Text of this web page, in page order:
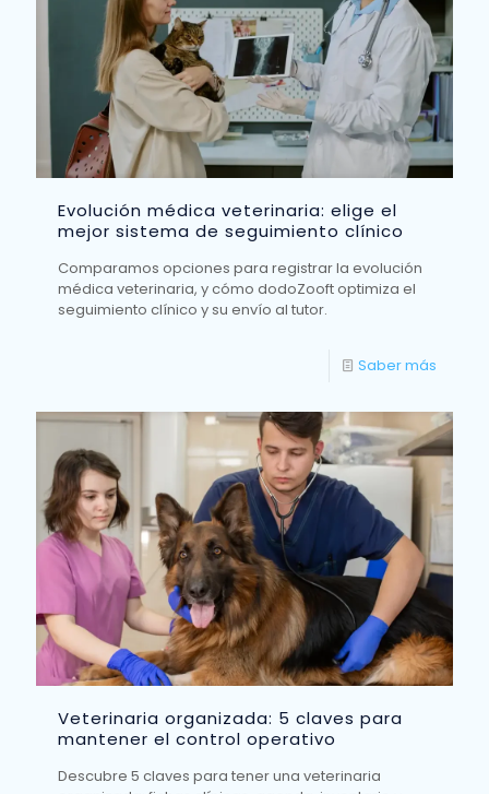
Evolución médica veterinaria: elige el
mejor sistema de seguimiento clínico
Comparamos opciones para registrar la evolución
médica veterinaria, y cómo dodoZooft optimiza el
seguimiento clínico y su envío al tutor.
Saber más
Veterinaria organizada: 5 claves para
mantener el control operativo
Descubre 5 claves para tener una veterinaria